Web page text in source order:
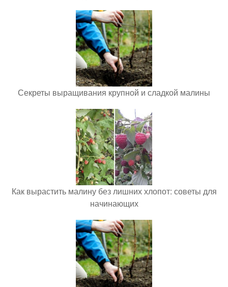
Секреты выращивания крупной и сладкой малины
Как вырастить малину без лишних хлопот: советы для
начинающих